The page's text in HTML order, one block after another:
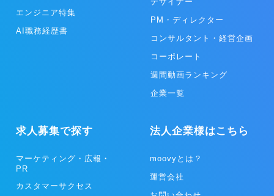
エンジニア特集
AI職務経歴書
PM・ディレクター
コンサルタント・経営企画
コーポレート
週間動画ランキング
企業一覧
求人募集で探す
マーケティング・広報・
PR
カスタマーサクセス
法人企業様はこちら
moovyとは？
運営会社